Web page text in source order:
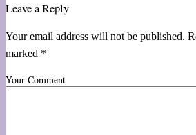
Leave a Reply
Your email address will not be published.
marked *
Your Comment